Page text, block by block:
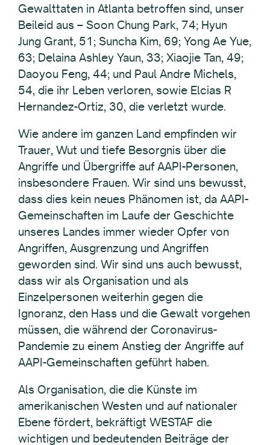
Gewalttaten in Atlanta betroffen sind, unser
Beileid aus – Soon Chung Park, 74; Hyun
Jung Grant, 51; Suncha Kim, 69; Yong Ae Yue,
63; Delaina Ashley Yaun, 33; Xiaojie Tan, 49;
Daoyou Feng, 44; und Paul Andre Michels,
54, die ihr Leben verloren, sowie Elcias R
Hernandez-Ortiz, 30, die verletzt wurde.
Wie andere im ganzen Land empfinden wir
Trauer, Wut und tiefe Besorgnis über die
Angriffe und Übergriffe auf AAPI-Personen,
insbesondere Frauen. Wir sind uns bewusst,
dass dies kein neues Phänomen ist, da AAPI-
Gemeinschaften im Laufe der Geschichte
unseres Landes immer wieder Opfer von
Angriffen, Ausgrenzung und Angriffen
geworden sind. Wir sind uns auch bewusst,
dass wir als Organisation und als
Einzelpersonen weiterhin gegen die
Ignoranz, den Hass und die Gewalt vorgehen
müssen, die während der Coronavirus-
Pandemie zu einem Anstieg der Angriffe auf
AAPI-Gemeinschaften geführt haben.
Als Organisation, die die Künste im
amerikanischen Westen und auf nationaler
Ebene fördert, bekräftigt WESTAF die
wichtigen und bedeutenden Beiträge der